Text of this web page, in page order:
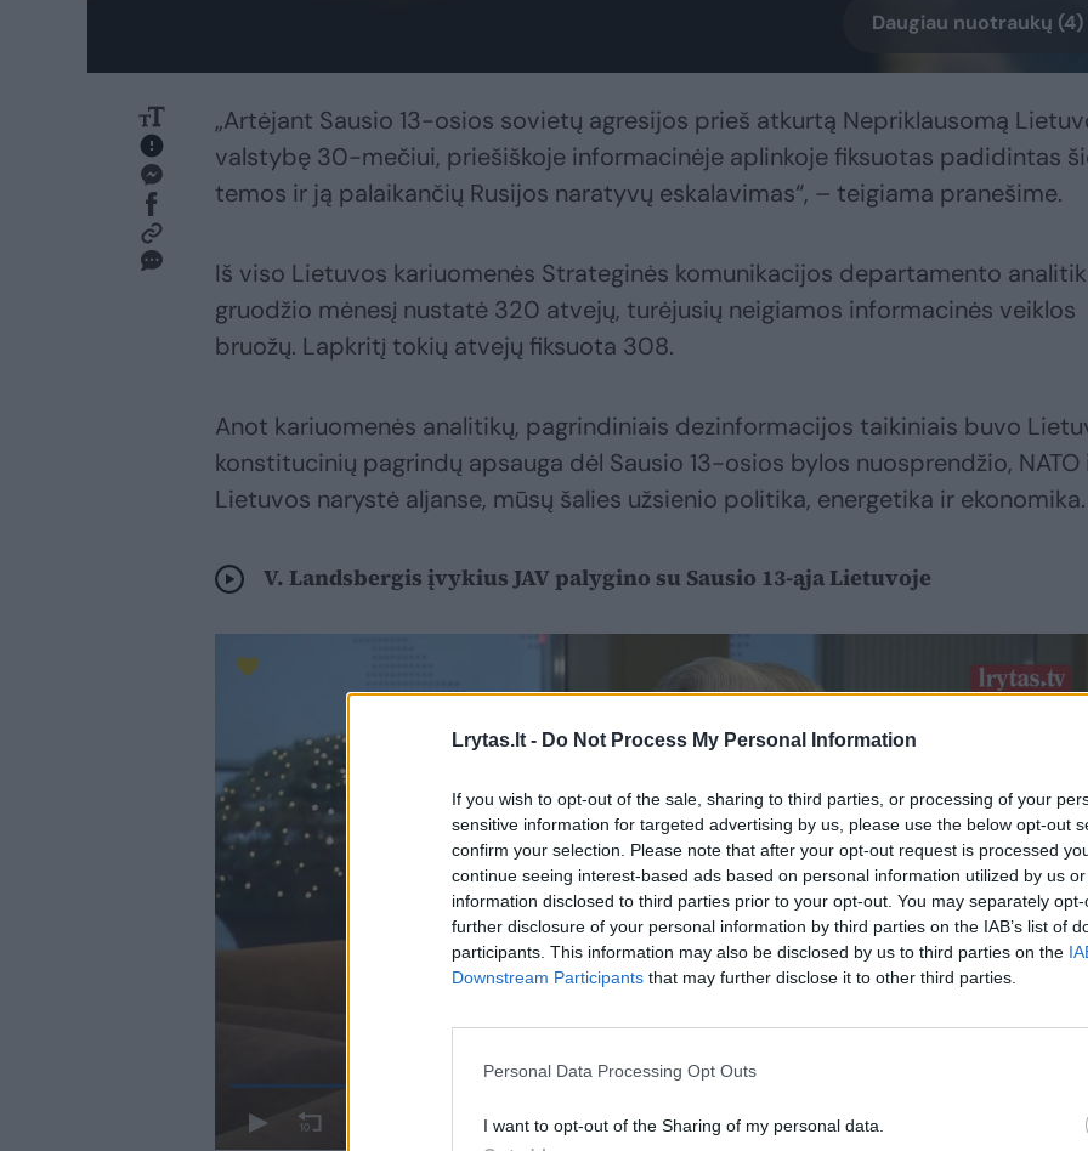
Lrytas.lt - Do Not Process My Personal Information
If you wish to opt-out of the sale, sharing to third parties, or processing of your
sensitive information for targeted advertising by us, please use the below opt-out
confirm your selection. Please note that after your opt-out request is processed
continue seeing interest-based ads based on personal information utilized by us
information disclosed to third parties prior to your opt-out. You may separately
further disclosure of your personal information by third parties on the IAB’s list of
participants. This information may also be disclosed by us to third parties on the
Downstream Participants that may further disclose it to other third parties.
Personal Data Processing Opt Outs
I want to opt-out of the Sharing of my personal data.
Daugiau nuotraukų (4)
„Artėjant Sausio 13-osios sovietų agresijos prieš atkurtą Nepriklausomą
valstybę 30-mečiui, priešiškoje informacinėje aplinkoje fiksuotas padidintas
temos ir ją palaikančių Rusijos naratyvų eskalavimas“, – teigiama pranešime.
Iš viso Lietuvos kariuomenės Strateginės komunikacijos departamento
gruodžio mėnesį nustatė 320 atvejų, turėjusių neigiamos informacinės veiklos
bruožų. Lapkritį tokių atvejų fiksuota 308.
Anot kariuomenės analitikų, pagrindiniais dezinformacijos taikiniais buvo
konstitucinių pagrindų apsauga dėl Sausio 13-osios bylos nuosprendžio, NATO
Lietuvos narystė aljanse, mūsų šalies užsienio politika, energetika ir ekonomika.
V. Landsbergis įvykius JAV palygino su Sausio 13-ąja Lietuvoje